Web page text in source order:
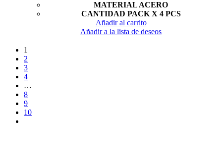
MATERIAL ACERO
CANTIDAD PACK X 4 PCS
Añadir al carrito
Añadir a la lista de deseos
1
2
3
4
…
8
9
10